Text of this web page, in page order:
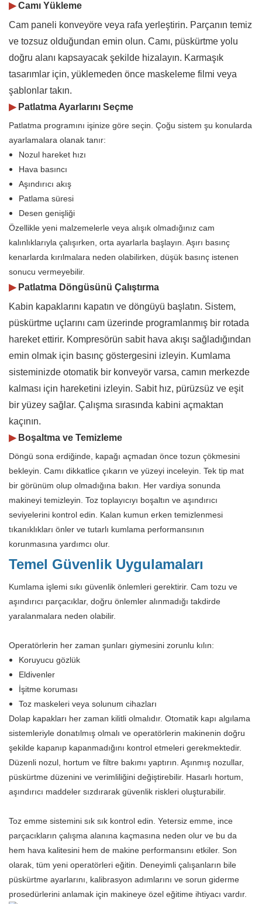
▶Camı Yükleme
Cam paneli konveyöre veya rafa yerleştirin. Parçanın temiz
ve tozsuz olduğundan emin olun. Camı, püskürtme yolu
doğru alanı kapsayacak şekilde hizalayın. Karmaşık
tasarımlar için, yüklemeden önce maskeleme filmi veya
şablonlar takın.
▶Patlatma Ayarlarını Seçme
Patlatma programını işinize göre seçin. Çoğu sistem şu konularda
ayarlamalara olanak tanır:
Nozul hareket hızı
Hava basıncı
Aşındırıcı akış
Patlama süresi
Desen genişliği
Özellikle yeni malzemelerle veya alışık olmadığınız cam
kalınlıklarıyla çalışırken, orta ayarlarla başlayın. Aşırı basınç
kenarlarda kırılmalara neden olabilirken, düşük basınç istenen
sonucu vermeyebilir.
▶Patlatma Döngüsünü Çalıştırma
Kabin kapaklarını kapatın ve döngüyü başlatın. Sistem,
püskürtme uçlarını cam üzerinde programlanmış bir rotada
hareket ettirir. Kompresörün sabit hava akışı sağladığından
emin olmak için basınç göstergesini izleyin. Kumlama
sisteminizde otomatik bir konveyör varsa, camın merkezde
kalması için hareketini izleyin. Sabit hız, pürüzsüz ve eşit
bir yüzey sağlar. Çalışma sırasında kabini açmaktan
kaçının.
▶Boşaltma ve Temizleme
Döngü sona erdiğinde, kapağı açmadan önce tozun çökmesini
bekleyin. Camı dikkatlice çıkarın ve yüzeyi inceleyin. Tek tip mat
bir görünüm olup olmadığına bakın. Her vardiya sonunda
makineyi temizleyin. Toz toplayıcıyı boşaltın ve aşındırıcı
seviyelerini kontrol edin. Kalan kumun erken temizlenmesi
tıkanıklıkları önler ve tutarlı kumlama performansının
korunmasına yardımcı olur.
Temel Güvenlik Uygulamaları
Kumlama işlemi sıkı güvenlik önlemleri gerektirir. Cam tozu ve
aşındırıcı parçacıklar, doğru önlemler alınmadığı takdirde
yaralanmalara neden olabilir.
Operatörlerin her zaman şunları giymesini zorunlu kılın:
Koruyucu gözlük
Eldivenler
İşitme koruması
Toz maskeleri veya solunum cihazları
Dolap kapakları her zaman kilitli olmalıdır. Otomatik kapı algılama
sistemleriyle donatılmış olmalı ve operatörlerin makinenin doğru
şekilde kapanıp kapanmadığını kontrol etmeleri gerekmektedir.
Düzenli nozul, hortum ve filtre bakımı yaptırın. Aşınmış nozullar,
püskürtme düzenini ve verimliliğini değiştirebilir. Hasarlı hortum,
aşındırıcı maddeler sızdırarak güvenlik riskleri oluşturabilir.
Toz emme sistemini sık sık kontrol edin. Yetersiz emme, ince
parçacıkların çalışma alanına kaçmasına neden olur ve bu da
hem hava kalitesini hem de makine performansını etkiler. Son
olarak, tüm yeni operatörleri eğitin. Deneyimli çalışanların bile
püskürtme ayarlarını, kalibrasyon adımlarını ve sorun giderme
prosedürlerini anlamak için makineye özel eğitime ihtiyacı vardır.